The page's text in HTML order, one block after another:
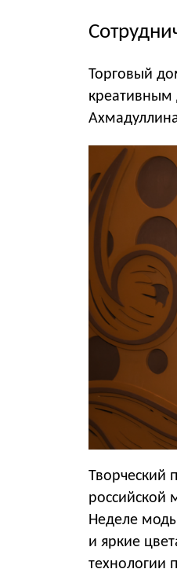
Торговый
креативным
Творческий
российской
Неделе
и яркие
технологии